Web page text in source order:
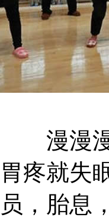
漫漫漫
胃疼就失
员，胎息